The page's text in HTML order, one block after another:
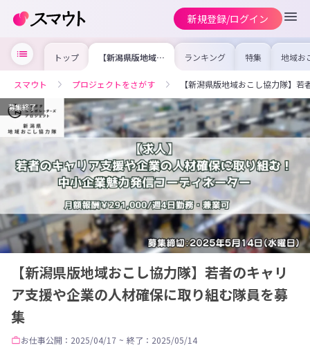
新規登録/ログイン
トップ 【新潟県版地域お
こし協力隊】若者
企業の人材確保に
取り組む隊員を募
集
ランキング 特集 地域お
の求
を集め
事内容
を比較
合った
けよう
スマウト プロジェクトをさがす 【新潟県版地域おこし協力隊】
募集終了
【新潟県版地域おこし協力隊】若者のキャリ
ア支援や企業の人材確保に取り組む隊員を募
集
お仕事公開：2025/04/17 ~ 終了：2025/05/14